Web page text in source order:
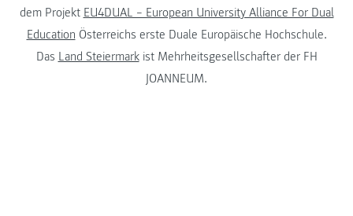
dem Projekt EU4DUAL – European University Alliance For Dual
Education Österreichs erste Duale Europäische Hochschule.
Das Land Steiermarkist Mehrheitsgesellschafter der FH
JOANNEUM.